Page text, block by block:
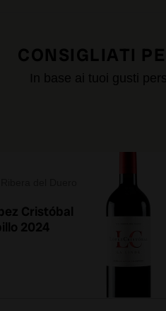
CONSIGLIATI
In base ai tuoi gusti
Cristóbal
2024